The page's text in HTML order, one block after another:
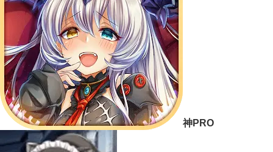
神PRO